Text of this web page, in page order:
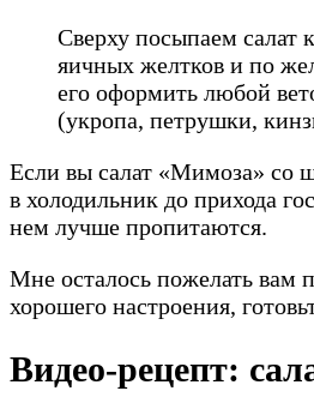
Сверху посыпаем салат
яичных желтков и по
его оформить любой
(укропа, петрушки,
Если вы салат «Мимоза» со
в холодильник до прихода
нем лучше пропитаются.
Мне осталось пожелать вам
хорошего настроения,
Видео-рецепт: